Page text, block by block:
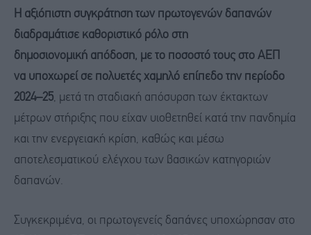
Η αξιόπιστη συγκράτηση των πρωτογενών δαπανών
διαδραμάτισε καθοριστικό ρόλο στη
δημοσιονομική απόδοση, με το ποσοστό τους στο ΑΕΠ
να υποχωρεί σε πολυετές χαμηλό επίπεδο την περίοδο
2024–25, μετά τη σταδιακή απόσυρση των έκτακτων
μέτρων στήριξης που είχαν υιοθετηθεί κατά την πανδημία
και την ενεργειακή κρίση, καθώς και μέσω
αποτελεσματικού ελέγχου των βασικών κατηγοριών
δαπανών.
Συγκεκριμένα, οι πρωτογενείς δαπάνες υποχώρησαν στο